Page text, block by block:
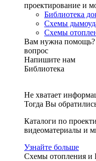
проектирование и
Библиотека
Схемы
Схемы
Вам нужна помощь?
вопрос
Напишите нам
Библиотека
Не хватает
Тогда Вы
Каталоги по
видеоматериалы и
Узнайте больше
Схемы отопления и